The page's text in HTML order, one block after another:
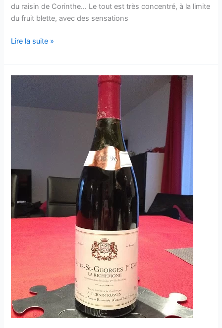
du raisin de Corinthe… Le tout est très concentré, à la limite
du fruit blette, avec des sensations
Mâcon
Quintaine
« cuvée
tradition »
–
1996
Lire la suite »